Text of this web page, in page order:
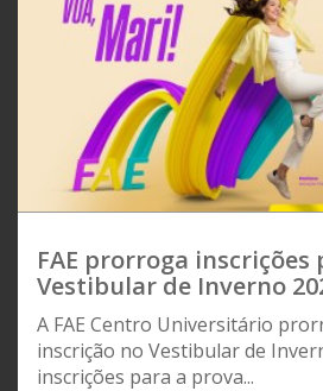
FAE prorroga inscrições
Vestibular de Inverno
A FAE Centro Universitário
inscrição no Vestibular de
inscrições para a prova...